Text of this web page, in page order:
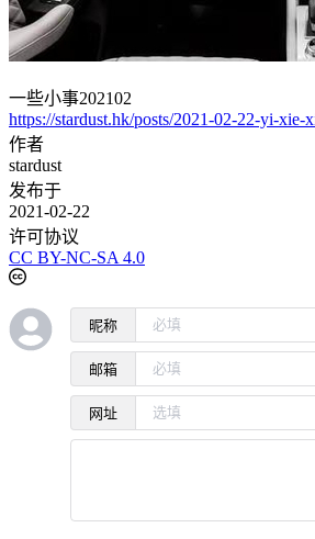
一些小事202102
https://stardust.hk/posts/2021-02-22-yi-xie-
作者
stardust
发布于
2021-02-22
许可协议
CC BY-NC-SA 4.0
昵称
邮箱
网址